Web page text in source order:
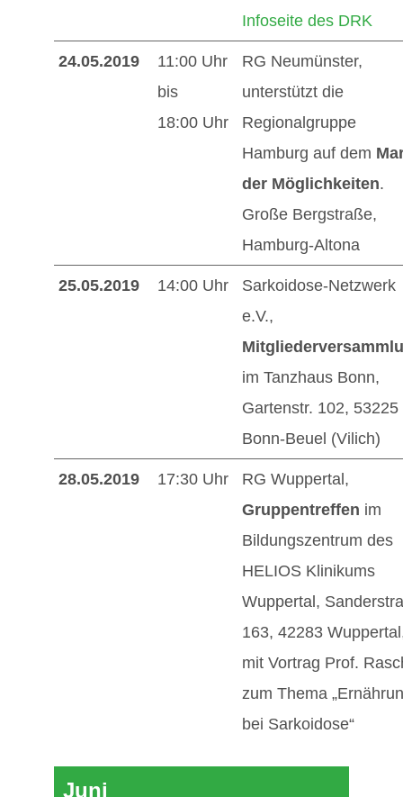
Infoseite des DRK
24.05.2019
11:00 Uhr
bis
18:00 Uhr
RG Neumünster,
unterstützt die
Regionalgruppe
Hamburg auf dem
der Möglichkeiten.
Große Bergstraße,
Hamburg-Altona
25.05.2019 14:00 Uhr
Sarkoidose-Netzwerk
e.V.,
im Tanzhaus Bonn,
Gartenstr. 102, 53225
Bonn-Beuel (Vilich)
28.05.2019 17:30 Uhr
RG Wuppertal,
Gruppentreffen im
Bildungszentrum des
HELIOS Klinikums
Wuppertal,
163, 42283
mit Vortrag Prof.
zum Thema
bei Sarkoidose“
Juni